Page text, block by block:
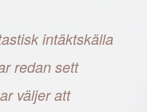
intäktskälla
redan sett
väljer att